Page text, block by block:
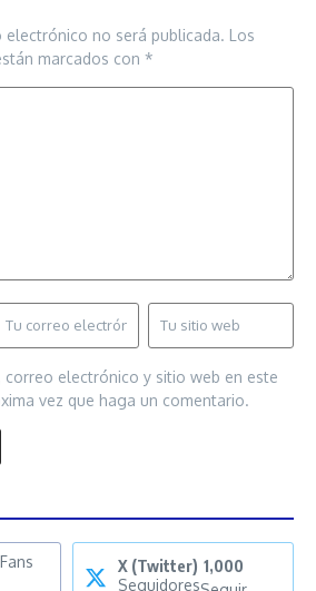
electrónico no será publicada. Los
marcados con *
correo electrónico y sitio web en este
vez que haga un comentario.
Fans
X (Twitter) 1,000
Seguidores